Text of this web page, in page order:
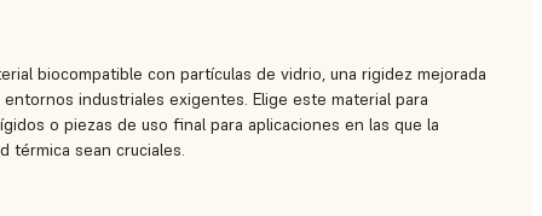
biocompatible con partículas de vidrio, una rigidez mejorada
industriales exigentes. Elige este material para
o piezas de uso final para aplicaciones en las que la
térmica sean cruciales.